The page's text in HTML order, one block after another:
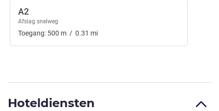
A2
Afslag snelweg
Toegang: 500 m / 0.31 mi
Hoteldiensten